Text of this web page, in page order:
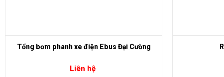
Rotuyn S8 LVTONG
Liên hệ